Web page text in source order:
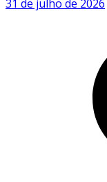
31 de julho de 2026